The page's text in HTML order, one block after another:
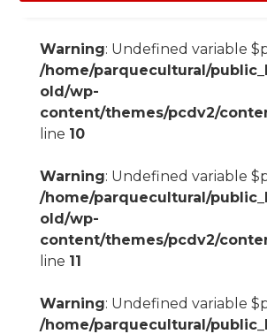
Warning: Undefined variable
/home/parquecultural/
old/wp-
content/themes/pcdv2/
line 10
Warning: Undefined variable
/home/parquecultural/
old/wp-
content/themes/pcdv2/
line 11
Warning: Undefined variable
/home/parquecultural/